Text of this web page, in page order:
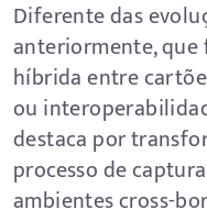
Diferente das
anteriormente,
híbrida entre
ou
destaca por
processo de
ambientes cross-